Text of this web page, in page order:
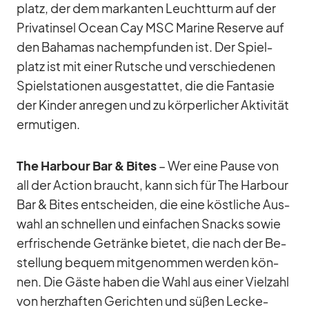
platz, der dem mar­kan­ten Leucht­turm auf der
Pri­vat­in­sel Ocean Cay MSC Ma­rine Re­serve auf
den Ba­ha­mas nach­emp­fun­den ist. Der Spiel­
platz ist mit ei­ner Rut­sche und ver­schie­de­nen
Spiel­sta­tio­nen aus­ge­stat­tet, die die Fan­ta­sie
der Kin­der an­re­gen und zu kör­per­li­cher Ak­ti­vi­tät
er­mu­ti­gen.
The Har­bour Bar & Bi­tes– Wer eine Pause von
all der Ac­tion braucht, kann sich für The Har­bour
Bar & Bi­tes ent­schei­den, die eine köst­li­che Aus­
wahl an schnel­len und ein­fa­chen Snacks so­wie
er­fri­schende Ge­tränke bie­tet, die nach der Be­
stel­lung be­quem mit­ge­nom­men wer­den kön­
nen. Die Gäste ha­ben die Wahl aus ei­ner Viel­zahl
von herz­haf­ten Ge­rich­ten und sü­ßen Le­cke­